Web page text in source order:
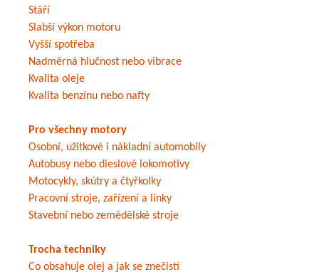
Stáří
Slabší výkon motoru
Vyšší spotřeba
Nadměrná hlučnost nebo vibrace
Kvalita oleje
Kvalita benzínu nebo nafty
Pro všechny motory
Osobní, užitkové i nákladní automobily
Autobusy nebo dieslové lokomotivy
Motocykly, skútry a čtyřkolky
Pracovní stroje, zařízení a linky
Stavební nebo zemědělské stroje
Trocha techniky
Co obsahuje olej a jak se znečistí